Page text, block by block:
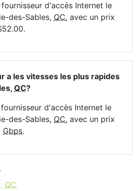
d'accès Internet le
des-Sables, QC, avec un prix
a les vitesses les plus rapides
QC?
d'accès Internet le
des-Sables, QC, avec un prix
Gbps.
QC